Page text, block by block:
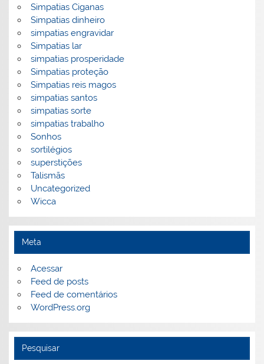
Simpatias Ciganas
Simpatias dinheiro
simpatias engravidar
Simpatias lar
simpatias prosperidade
Simpatias proteção
Simpatias reis magos
simpatias santos
simpatias sorte
simpatias trabalho
Sonhos
sortilégios
superstições
Talismãs
Uncategorized
Wicca
Meta
Acessar
Feed de posts
Feed de comentários
WordPress.org
Pesquisar